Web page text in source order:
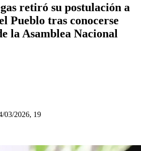
retiró su postulación a
Pueblo tras conocerse
la Asamblea Nacional
03/2026, 19